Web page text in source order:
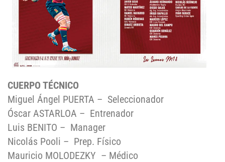
CUERPO TÉCNICO
Miguel Ángel PUERTA – Seleccionador
Óscar ASTARLOA – Entrenador
Luis BENITO – Manager
Nicolás Pooli – Prep. Físico
Mauricio MOLODEZKY – Médico